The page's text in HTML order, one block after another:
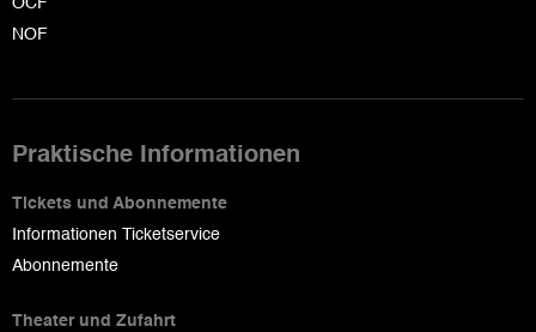
NOF
Praktische Informationen
Tickets und Abonnemente
Informationen Ticketservice
Abonnemente
Theater und Zufahrt